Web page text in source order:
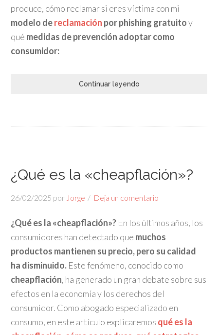
produce, cómo reclamar si eres víctima con mi
modelo dereclamación por phishing gratuitoy
qué medidas de prevención adoptar como
consumidor:
Continuar leyendo
¿Qué es la «cheapflación»?
26/02/2025 por Jorge Deja un comentario
¿Qué es la «cheapflación»? En los últimos años, los
consumidores han detectado que muchos
productos mantienen su precio, pero su calidad
ha disminuido. Este fenómeno, conocido como
cheapflación, ha generado un gran debate sobre sus
efectos en la economía y los derechos del
consumidor. Como abogado especializado en
consumo, en este artículo explicaremos qué es la